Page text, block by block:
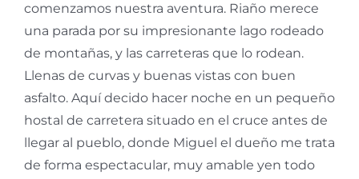
comenzamos nuestra aventura. Riaño merece
una parada por su impresionante lago rodeado
de montañas, y las carreteras que lo rodean.
Llenas de curvas y buenas vistas con buen
asfalto. Aquí decido hacer noche en un pequeño
hostal de carretera situado en el cruce antes de
llegar al pueblo, donde Miguel el dueño me trata
de forma espectacular, muy amable yen todo